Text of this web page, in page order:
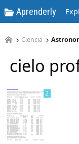
Aprenderly
Ciencia
cielo
2